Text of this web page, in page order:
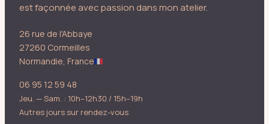
est façonnée avec passion dans mon atelier.
26 rue de l'Abbaye
27260 Cormeilles
Normandie, France
06 95 12 59 48
Jeu. — Sam. : 10h–12h30 / 15h–19h
Autres jours sur rendez-vous